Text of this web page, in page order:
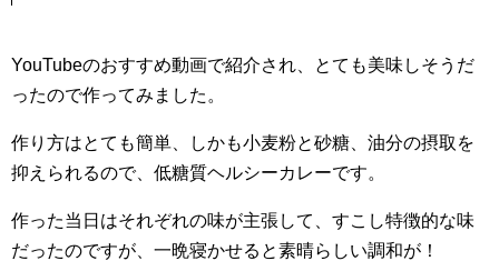
YouTubeのおすすめ動画で紹介され、とても美味しそうだ
ったので作ってみました。
作り方はとても簡単、しかも小麦粉と砂糖、油分の摂取を
抑えられるので、低糖質ヘルシーカレーです。
作った当日はそれぞれの味が主張して、すこし特徴的な味
だったのですが、一晩寝かせると素晴らしい調和が！